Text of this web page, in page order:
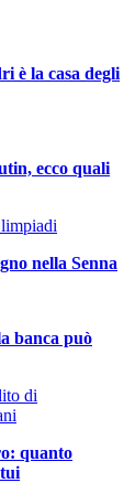
è la casa degli
ecco quali
nella Senna
banca può
quanto